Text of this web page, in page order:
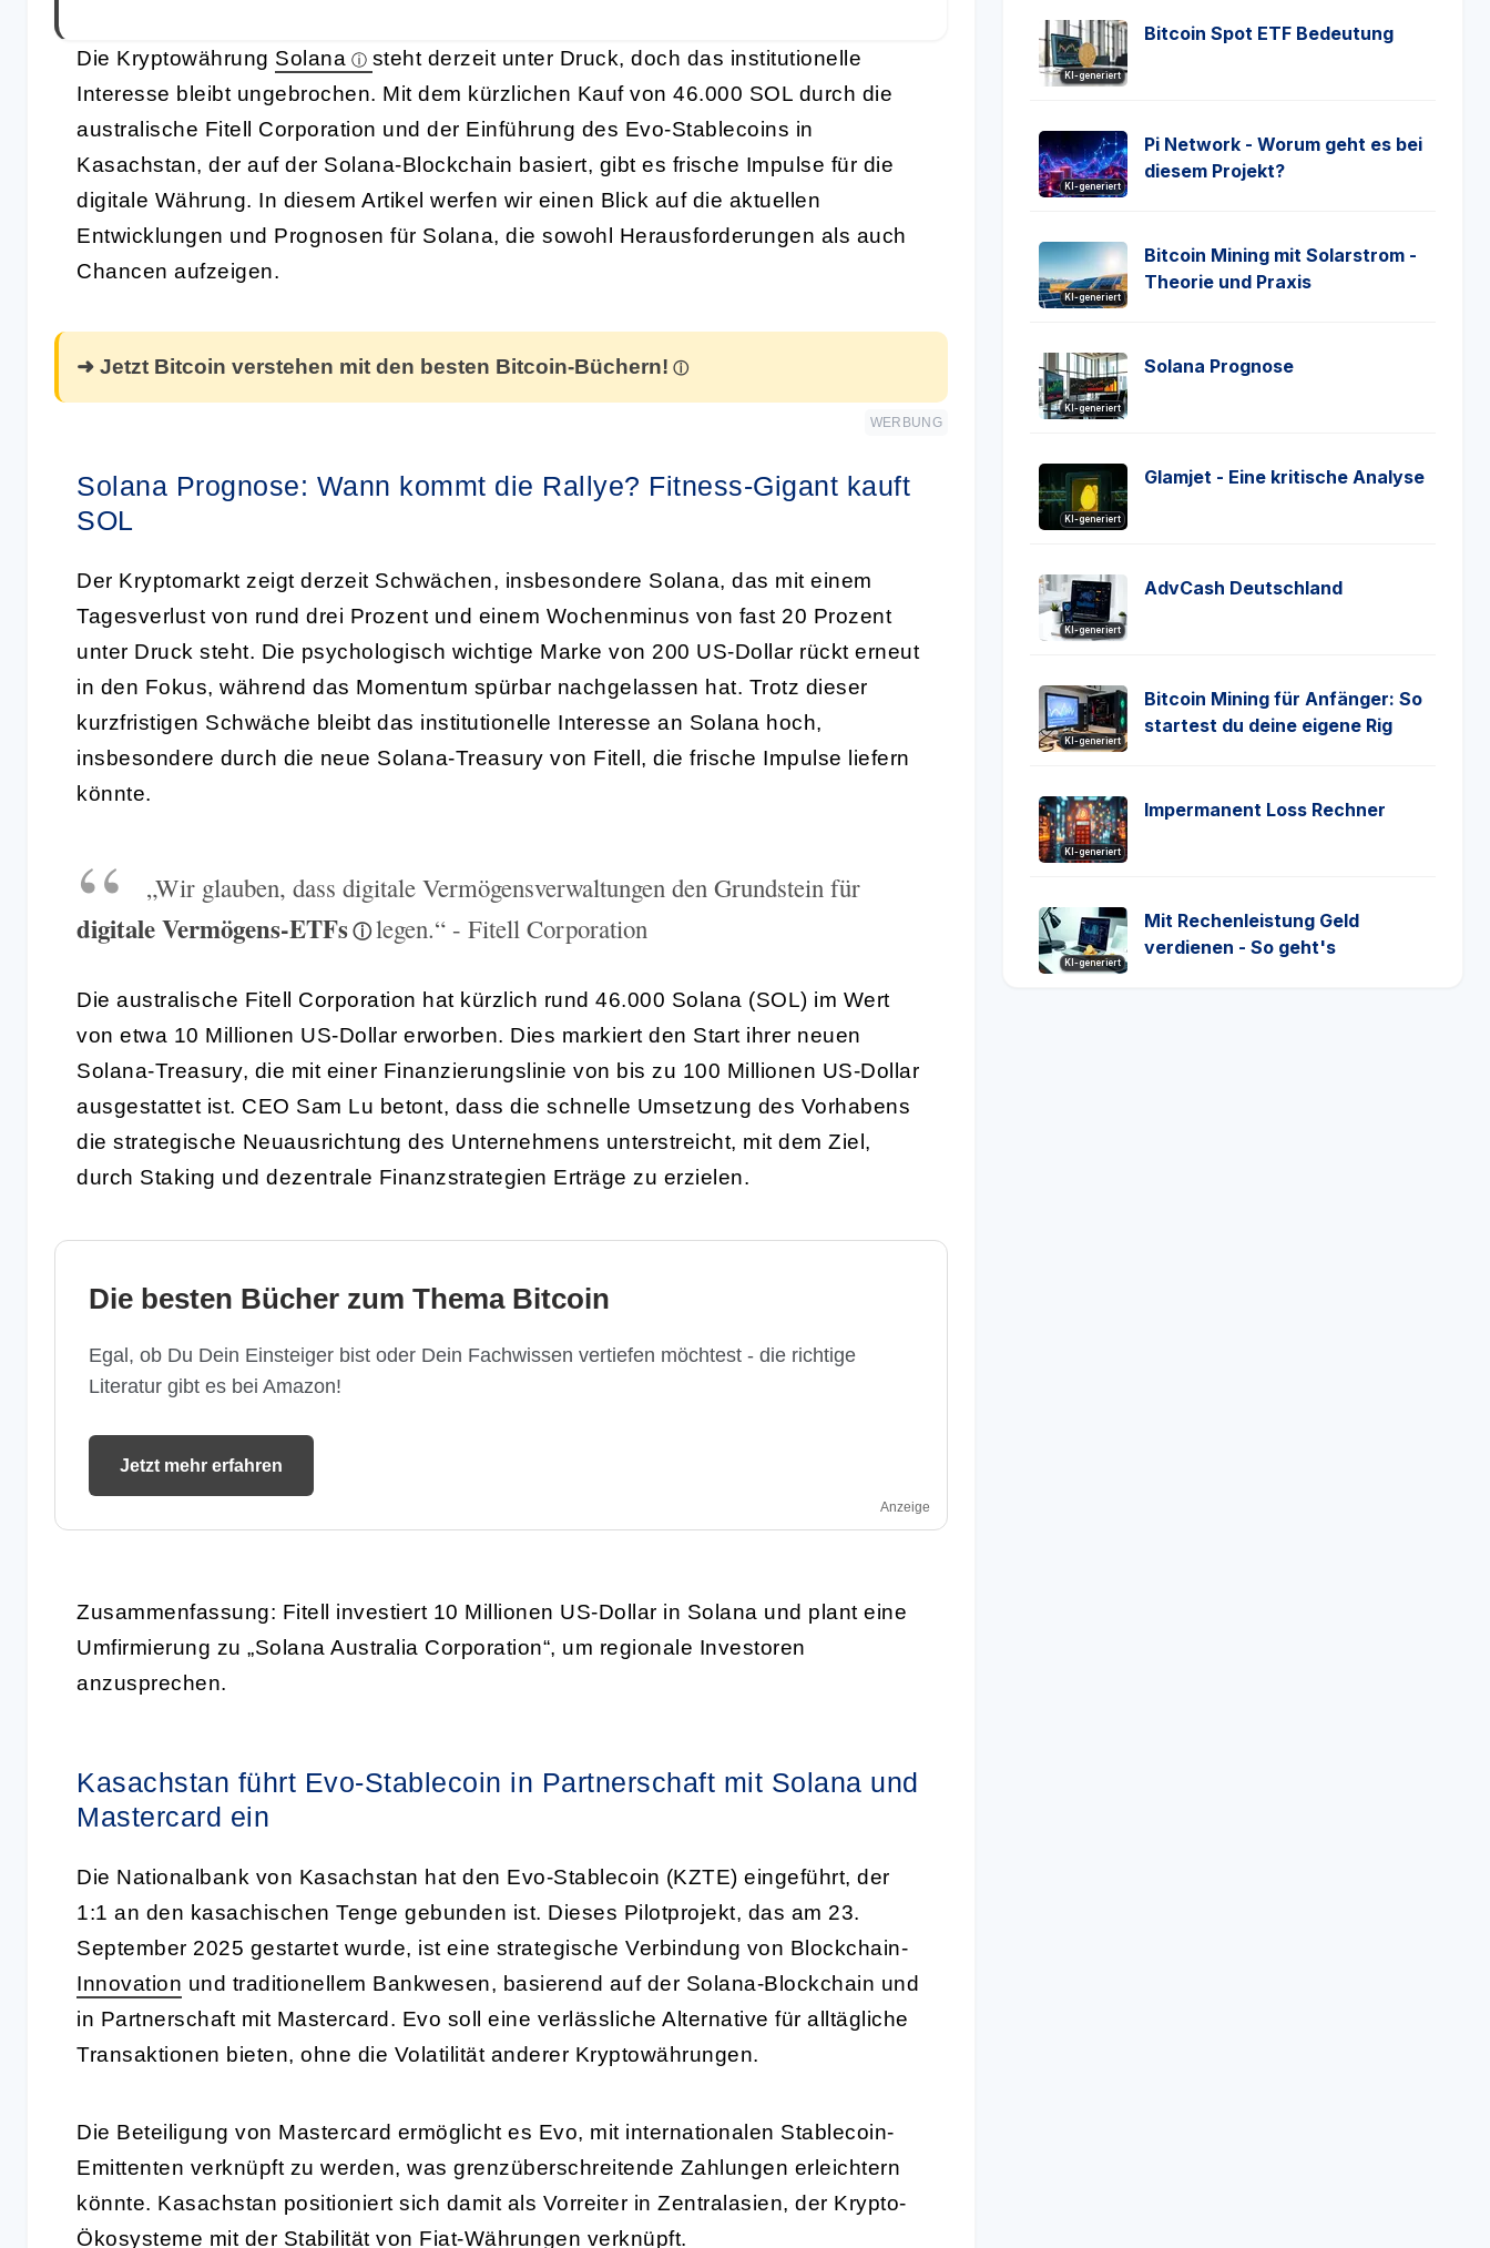
Die Kryptowährung Solana
steht derzeit unter Druck, doch das institutionelle
Interesse bleibt ungebrochen. Mit dem kürzlichen Kauf von 46.000 SOL durch die
australische Fitell Corporation und der Einführung des Evo-Stablecoins in
Kasachstan, der auf der Solana-Blockchain basiert, gibt es frische Impulse für die
digitale Währung. In diesem Artikel werfen wir einen Blick auf die aktuellen
Entwicklungen und Prognosen für Solana, die sowohl Herausforderungen als auch
Chancen aufzeigen.
➜ Jetzt Bitcoin verstehen mit den besten Bitcoin-Büchern!
WERBUNG
Solana Prognose: Wann kommt die Rallye? Fitness-Gigant kauft
SOL
Der Kryptomarkt zeigt derzeit Schwächen, insbesondere Solana, das mit einem
Tagesverlust von rund drei Prozent und einem Wochenminus von fast 20 Prozent
unter Druck steht. Die psychologisch wichtige Marke von 200 US-Dollar rückt erneut
in den Fokus, während das Momentum spürbar nachgelassen hat. Trotz dieser
kurzfristigen Schwäche bleibt das institutionelle Interesse an Solana hoch,
insbesondere durch die neue Solana-Treasury von Fitell, die frische Impulse liefern
könnte.
„Wir glauben, dass digitale Vermögensverwaltungen den Grundstein für
digitale Vermögens-ETFs legen.“ - Fitell Corporation
Die australische Fitell Corporation hat kürzlich rund 46.000 Solana (SOL) im Wert
von etwa 10 Millionen US-Dollar erworben. Dies markiert den Start ihrer neuen
Solana-Treasury, die mit einer Finanzierungslinie von bis zu 100 Millionen US-Dollar
ausgestattet ist. CEO Sam Lu betont, dass die schnelle Umsetzung des Vorhabens
die strategische Neuausrichtung des Unternehmens unterstreicht, mit dem Ziel,
durch Staking und dezentrale Finanzstrategien Erträge zu erzielen.
Die besten Bücher zum Thema Bitcoin
Egal, ob Du Dein Einsteiger bist oder Dein Fachwissen vertiefen möchtest - die richtige
Literatur gibt es bei Amazon!
Jetzt mehr erfahren
Anzeige
Zusammenfassung: Fitell investiert 10 Millionen US-Dollar in Solana und plant eine
Umfirmierung zu „Solana Australia Corporation“, um regionale Investoren
anzusprechen.
Kasachstan führt Evo-Stablecoin in Partnerschaft mit Solana und
Mastercard ein
Die Nationalbank von Kasachstan hat den Evo-Stablecoin (KZTE) eingeführt, der
1:1 an den kasachischen Tenge gebunden ist. Dieses Pilotprojekt, das am 23.
September 2025 gestartet wurde, ist eine strategische Verbindung von Blockchain-
Innovation und traditionellem Bankwesen, basierend auf der Solana-Blockchain und
in Partnerschaft mit Mastercard. Evo soll eine verlässliche Alternative für alltägliche
Transaktionen bieten, ohne die Volatilität anderer Kryptowährungen.
Die Beteiligung von Mastercard ermöglicht es Evo, mit internationalen Stablecoin-
Emittenten verknüpft zu werden, was grenzüberschreitende Zahlungen erleichtern
könnte. Kasachstan positioniert sich damit als Vorreiter in Zentralasien, der Krypto-
Ökosysteme mit der Stabilität von Fiat-Währungen verknüpft.
KI-generiert
Bitcoin Spot ETF Bedeutung
KI-generiert
Pi Network - Worum geht es bei
diesem Projekt?
KI-generiert
Bitcoin Mining mit Solarstrom -
Theorie und Praxis
KI-generiert
Solana Prognose
KI-generiert
Glamjet - Eine kritische Analyse
KI-generiert
AdvCash Deutschland
KI-generiert
Bitcoin Mining für Anfänger: So
startest du deine eigene Rig
KI-generiert
Impermanent Loss Rechner
KI-generiert
Mit Rechenleistung Geld
verdienen - So geht's